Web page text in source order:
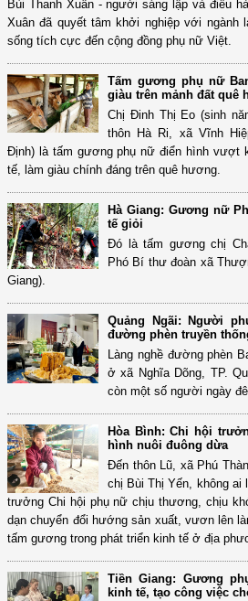
Bùi Thanh Xuân - người sáng lập và điều
Xuân đã quyết tâm khởi nghiệp với ngành
sống tích cực đến cộng đồng phụ nữ Việt.
Tấm gương phụ nữ
giàu trên mảnh đất quê
Chị Đinh Thị Eo (sinh
thôn Hà Ri, xã Vĩnh
Định) là tấm gương phụ nữ điển hình vượt
tế, làm giàu chính đáng trên quê hương.
Hà Giang: Gương nữ
tế giỏi
Đó là tấm gương chị
Phó Bí thư đoàn xã
Giang).
Quảng Ngãi: Người
đường phèn truyền
Làng nghề đường phèn
ở xã Nghĩa Dõng, TP.
còn một số người ngày
Hòa Bình: Chi hội
hình nuôi đuông dừa
Đến thôn Lũ, xã Phú
chị Bùi Thị Yến, không ai
trưởng Chi hội phụ nữ chịu thương, chịu
dạn chuyển đổi hướng sản xuất, vươn lên
tấm gương trong phát triển kinh tế ở địa
Tiền Giang: Gương
kinh tế, tạo công việc